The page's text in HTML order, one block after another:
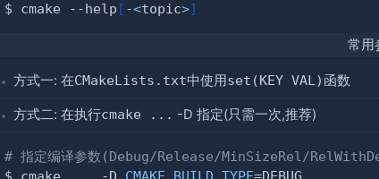
$ cmake --help [ -<topic>]
常用
方式一: 在CMakeLists.txt中使用set(KEY VAL) 函数
方式二: 在执行cmake ... -D 指定(只需一次,推荐)
# 指定编译参数(Debug/Release/MinSizeRel/